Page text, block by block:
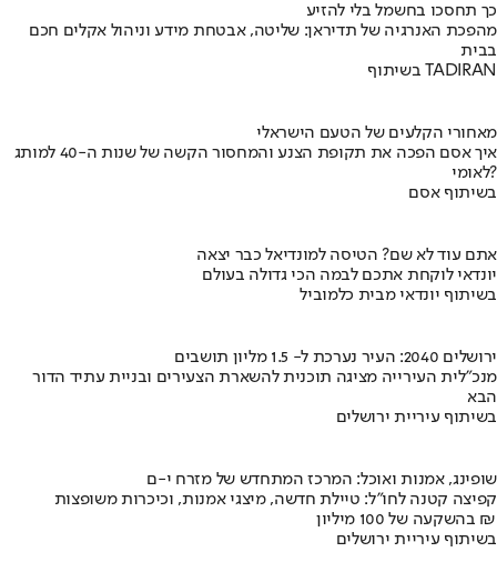
כך תחסכו בחשמל בלי להזיע
מהפכת האנרגיה של תדיראן: שליטה, אבטחת מידע וניהול אקלים חכם
בבית
בשיתוף TADIRAN
מאחורי הקלעים של הטעם הישראלי
איך אסם הפכה את תקופת הצנע והמחסור הקשה של שנות ה-40 למותג
לאומי?
בשיתוף אסם
אתם עוד לא שם? הטיסה למונדיאל כבר יצאה
יונדאי לוקחת אתכם לבמה הכי גדולה בעולם
בשיתוף יונדאי מבית כלמוביל
ירושלים 2040: העיר נערכת ל- 1.5 מליון תושבים
מנכ"לית העירייה מציגה תוכנית להשארת הצעירים ובניית עתיד הדור
הבא
בשיתוף עיריית ירושלים
שופינג, אמנות ואוכל: המרכז המתחדש של מזרח י-ם
קפיצה קטנה לחו"ל: טיילת חדשה, מיצגי אמנות, וכיכרות משופצות
בהשקעה של 100 מיליון ₪
בשיתוף עיריית ירושלים